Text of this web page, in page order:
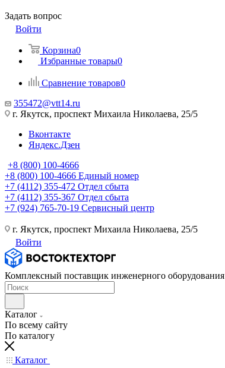
Задать вопрос
Войти
Корзина0
Избранные товары0
Сравнение товаров0
355472@vtt14.ru
г. Якутск, проспект Михаила Николаева, 25/5
Вконтакте
Яндекс.Дзен
+8 (800) 100-4666
+8 (800) 100-4666 Единый номер
+7 (4112) 355-472 Отдел сбыта
+7 (4112) 355-367 Отдел сбыта
+7 (924) 765-70-19 Сервисный центр
г. Якутск, проспект Михаила Николаева, 25/5
Войти
Комплексный поставщик инженерного оборудования
Каталог
По всему сайту
По каталогу
Каталог